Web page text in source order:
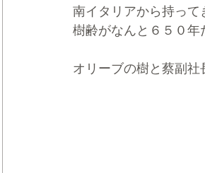
南イタリアから持って
樹齢がなんと６５０年
オリーブの樹と蔡副社